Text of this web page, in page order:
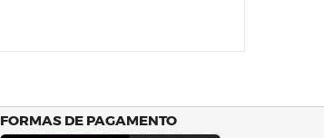
FORMAS DE PAGAMENTO